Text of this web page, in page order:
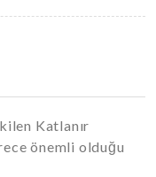
Katlanır
önemli olduğu